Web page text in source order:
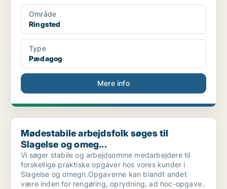
Område
Ringsted
Type
Pædagog
Mere info
Mødestabile arbejdsfolk søges til Slagelse og omeg...
Mødestabile arbejdsfolk søges til
Slagelse og omeg...
Vi søger stabile og arbejdsomme medarbejdere til
forskellige praktiske opgaver hos vores kunder i
Slagelse og omegn.Opgaverne kan blandt andet
være inden for rengøring, oprydning, ad hoc-opgave..